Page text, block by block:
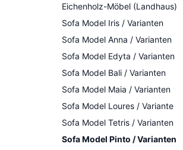
Eichenholz-Möbel (Landhaus)
Sofa Model Iris / Varianten
Sofa Model Anna / Varianten
Sofa Model Edyta / Varianten
Sofa Model Bali / Varianten
Sofa Model Maia / Varianten
Sofa Model Loures / Variante
Sofa Model Tetris / Varianten
Sofa Model Pinto / Varianten